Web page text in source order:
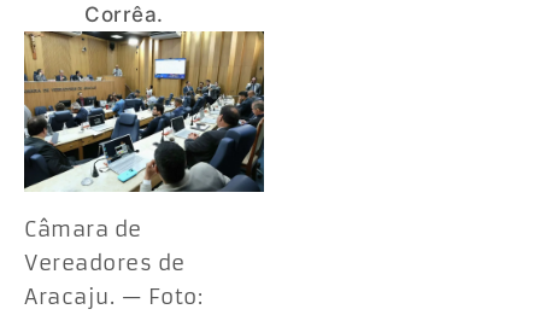
Corrêa.
Câmara de
Vereadores de
Aracaju. — Foto: